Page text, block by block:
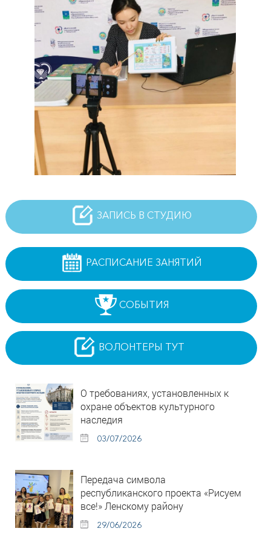
ЗАПИСЬ В СТУДИЮ
РАСПИСАНИЕ ЗАНЯТИЙ
СОБЫТИЯ
ВОЛОНТЕРЫ ТУТ
О требованиях, установленных к
охране объектов культурного
наследия
03/07/2026
Передача символа
республиканского проекта «Рисуем
все!» Ленскому району
29/06/2026